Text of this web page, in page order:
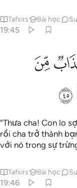
Tafsirs Bài học
19:45
للشيطان وليا ٤٥
فَتَكُونَ لِلشَّيْطَـٰنِ
ﲐ
ﲕ
“Thưa cha! Con lo
rồi cha trở thành
với nó trong sự
Tafsirs Bài học
19:46